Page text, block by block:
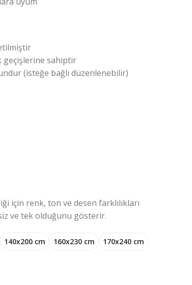
geçişlerine sahiptir
(isteğe bağlı düzenlenebilir)
için renk, ton ve desen farklılıkları
ve tek olduğunu gösterir.
140x200 cm 160x230 cm
170x240 cm